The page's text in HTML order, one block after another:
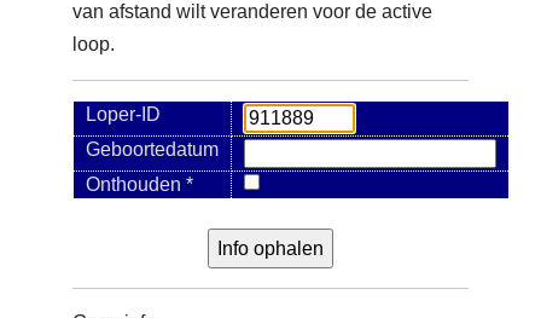
van afstand wilt veranderen voor de active
loop.
Loper-ID
Geboortedatum
Onthouden *